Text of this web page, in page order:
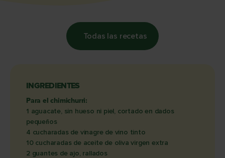
Todas las recetas
INGREDIENTES
Para el chimichurri:
1 aguacate, sin hueso ni piel, cortado en dados
pequeños
4 cucharadas de vinagre de vino tinto
10 cucharadas de aceite de oliva virgen extra
2 guantes de ajo, rallados